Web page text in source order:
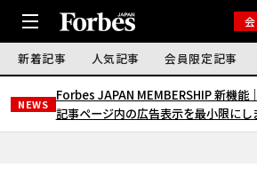
新着記事 人気記事 会員限定記事
NEWS
Forbes JAPAN MEMBERSHIP 新機能｜
記事ページ内の広告表示を最小限にし